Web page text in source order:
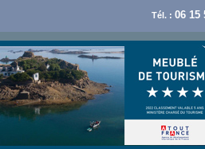
Tél. : 06 15